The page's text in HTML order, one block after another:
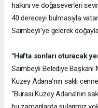
halkını ve doğaseverleri
40 dereceyi bulmasıyla
Saimbeyli’ye gelerek
"Hafta sonları oturacak
Saimbeyli Belediye Başkanı
Kuzey Adana’nın saklı
"Burası Kuzey Adana’nın